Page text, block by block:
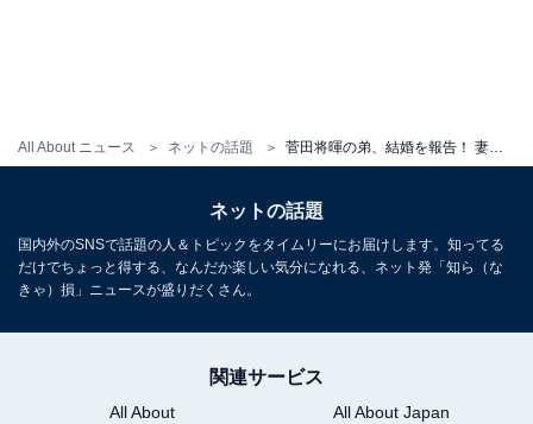
All About ニュース ネットの話題
ネットの話題
国内外のSNSで話題の人＆トピックをタイムリーにお届けします。知ってる
だけでちょっと得する、なんだか楽しい気分になれる、ネット発「知ら（な
きゃ）損」ニュースが盛りだくさん。
関連サービス
All About
All About Japan